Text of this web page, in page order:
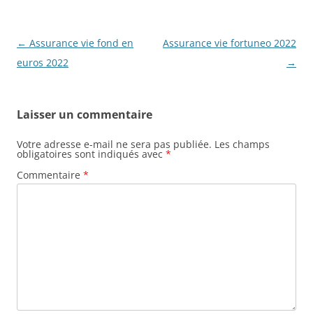
Navigation
des
← Assurance vie fond en
euros 2022
Assurance vie fortuneo 2022
→
Laisser un commentaire
Votre adresse e-mail ne sera pas publiée. Les champs
obligatoires sont indiqués avec *
Commentaire *